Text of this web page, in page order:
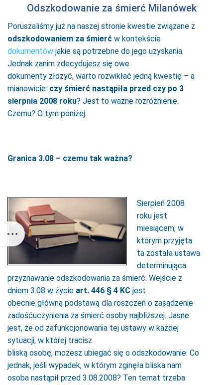
Odszkodowanie za śmierć Milanówek
Poruszaliśmy już na naszej stronie kwestie związane z
odszkodowaniem za śmierć w kontekście
dokumentów jakie są potrzebne do jego uzyskania.
Jednak zanim zdecydujesz się owe
dokumenty złożyć, warto rozwikłać jedną kwestię – a
mianowicie: czy śmierć nastąpiła przed czy po 3
sierpnia 2008 roku? Jest to ważne rozróżnienie.
Czemu? O tym poniżej.
Granica 3.08 – czemu tak ważna?
Sierpień 2008
roku jest
miesiącem, w
którym przyjęta
ta została ustawa
determinująca
przyznawanie odszkodowania za śmierć. Wejście z
dniem 3.08 w życie art. 446 § 4 KC jest
obecnie główną podstawą dla roszczeń o zasądzenie
zadośćuczynienia za śmierć osoby najbliższej. Jasne
jest, że od zafunkcjonowania tej ustawy w każdej
sytuacji, w której tracisz
bliską osobę, możesz ubiegać się o odszkodowanie. Co
jednak, jeśli wypadek, w którym zginęła bliska nam
osoba nastąpił przed 3.08.2008? Ten temat trzeba